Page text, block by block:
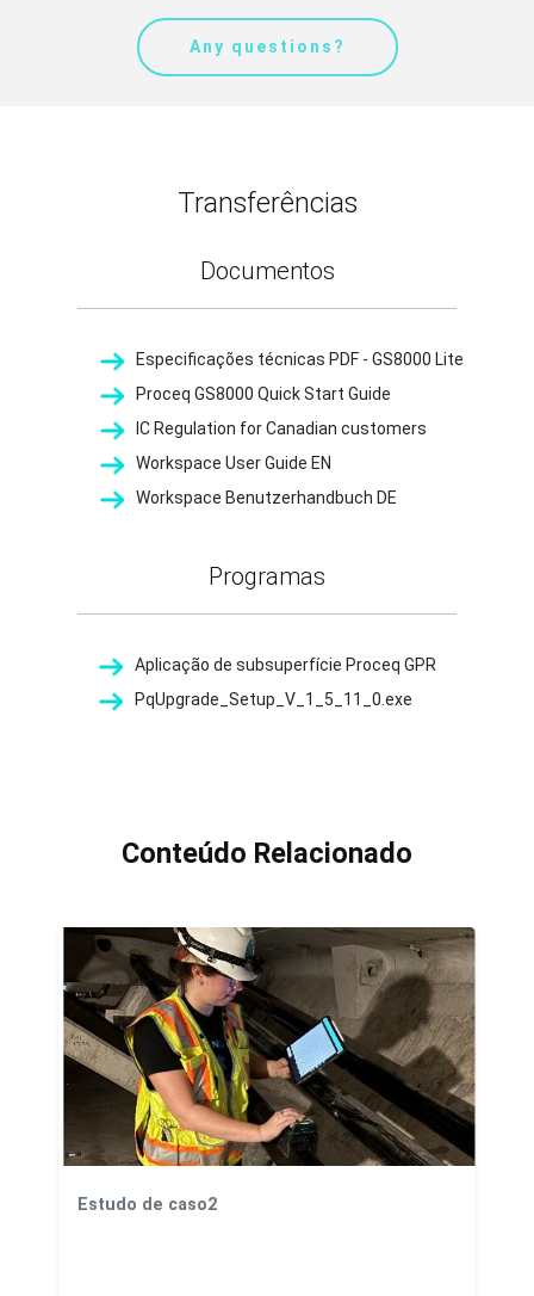
Any questions?
Transferências
Documentos
Especificações técnicas PDF - GS8000 Lite
Proceq GS8000 Quick Start Guide
IC Regulation for Canadian customers
Workspace User Guide EN
Workspace Benutzerhandbuch DE
Programas
Aplicação de subsuperfície Proceq GPR
PqUpgrade_Setup_V_1_5_11_0.exe
Conteúdo Relacionado
Estudo de caso2